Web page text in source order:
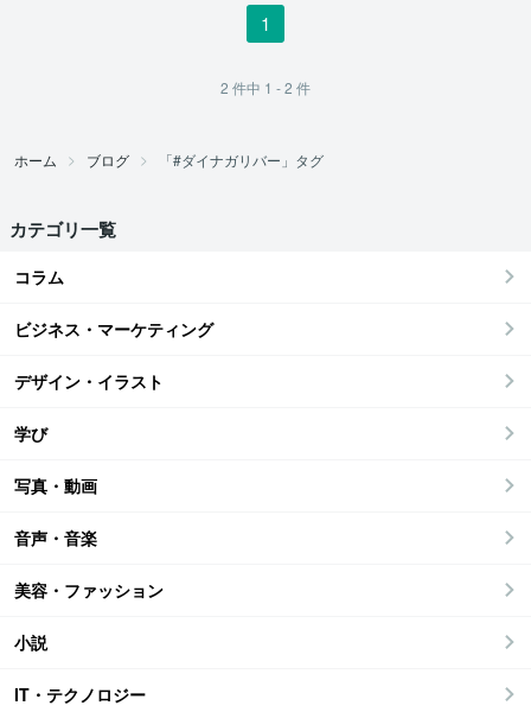
1
2 件中 1 - 2 件
ホーム ブログ 「#ダイナガリバー」タグ
カテゴリ一覧
コラム
ビジネス・マーケティング
デザイン・イラスト
学び
写真・動画
音声・音楽
美容・ファッション
小説
IT・テクノロジー